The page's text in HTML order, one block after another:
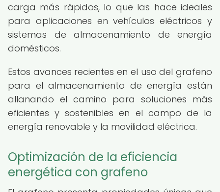
carga más rápidos, lo que las hace ideales
para aplicaciones en vehículos eléctricos y
sistemas de almacenamiento de energía
domésticos.
Estos avances recientes en el uso del grafeno
para el almacenamiento de energía están
allanando el camino para soluciones más
eficientes y sostenibles en el campo de la
energía renovable y la movilidad eléctrica.
Optimización de la eficiencia
energética con grafeno